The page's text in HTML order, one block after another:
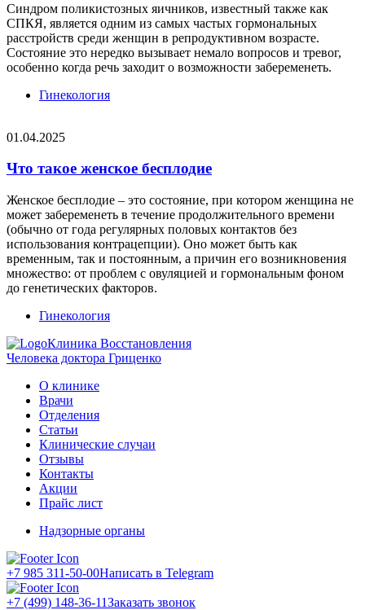
Синдром поликистозных яичников, известный также как
СПКЯ, является одним из самых частых гормональных
расстройств среди женщин в репродуктивном возрасте.
Состояние это нередко вызывает немало вопросов и тревог,
особенно когда речь заходит о возможности забеременеть.
Гинекология
01.04.2025
Что такое женское бесплодие
Женское бесплодие – это состояние, при котором женщина не
может забеременеть в течение продолжительного времени
(обычно от года регулярных половых контактов без
использования контрацепции). Оно может быть как
временным, так и постоянным, а причин его возникновения
множество: от проблем с овуляцией и гормональным фоном
до генетических факторов.
Гинекология
Клиника Восстановления
Человека доктора Гриценко
О клинике
Врачи
Отделения
Статьи
Клинические случаи
Отзывы
Контакты
Акции
Прайс лист
Надзорные органы
+7 985 311-50-00Написать в Telegram
+7 (499) 148-36-11Заказать звонок